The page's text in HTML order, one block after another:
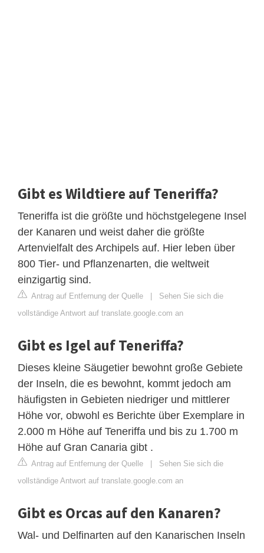
Gibt es Wildtiere auf Teneriffa?
Teneriffa ist die größte und höchstgelegene Insel
der Kanaren und weist daher die größte
Artenvielfalt des Archipels auf. Hier leben über
800 Tier- und Pflanzenarten, die weltweit
einzigartig sind.
Antrag auf Entfernung der Quelle | Sehen Sie sich die
vollständige Antwort auf translate.google.com an
Gibt es Igel auf Teneriffa?
Dieses kleine Säugetier bewohnt große Gebiete
der Inseln, die es bewohnt, kommt jedoch am
häufigsten in Gebieten niedriger und mittlerer
Höhe vor, obwohl es Berichte über Exemplare in
2.000 m Höhe auf Teneriffa und bis zu 1.700 m
Höhe auf Gran Canaria gibt .
Antrag auf Entfernung der Quelle | Sehen Sie sich die
vollständige Antwort auf translate.google.com an
Gibt es Orcas auf den Kanaren?
Wal- und Delfinarten auf den Kanarischen Inseln